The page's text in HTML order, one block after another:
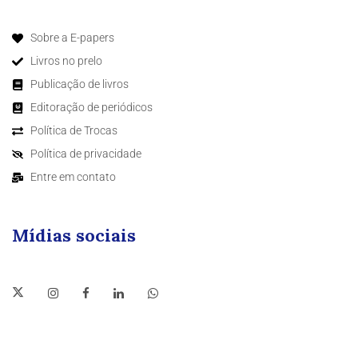
Sobre a E-papers
Livros no prelo
Publicação de livros
Editoração de periódicos
Política de Trocas
Política de privacidade
Entre em contato
Mídias sociais